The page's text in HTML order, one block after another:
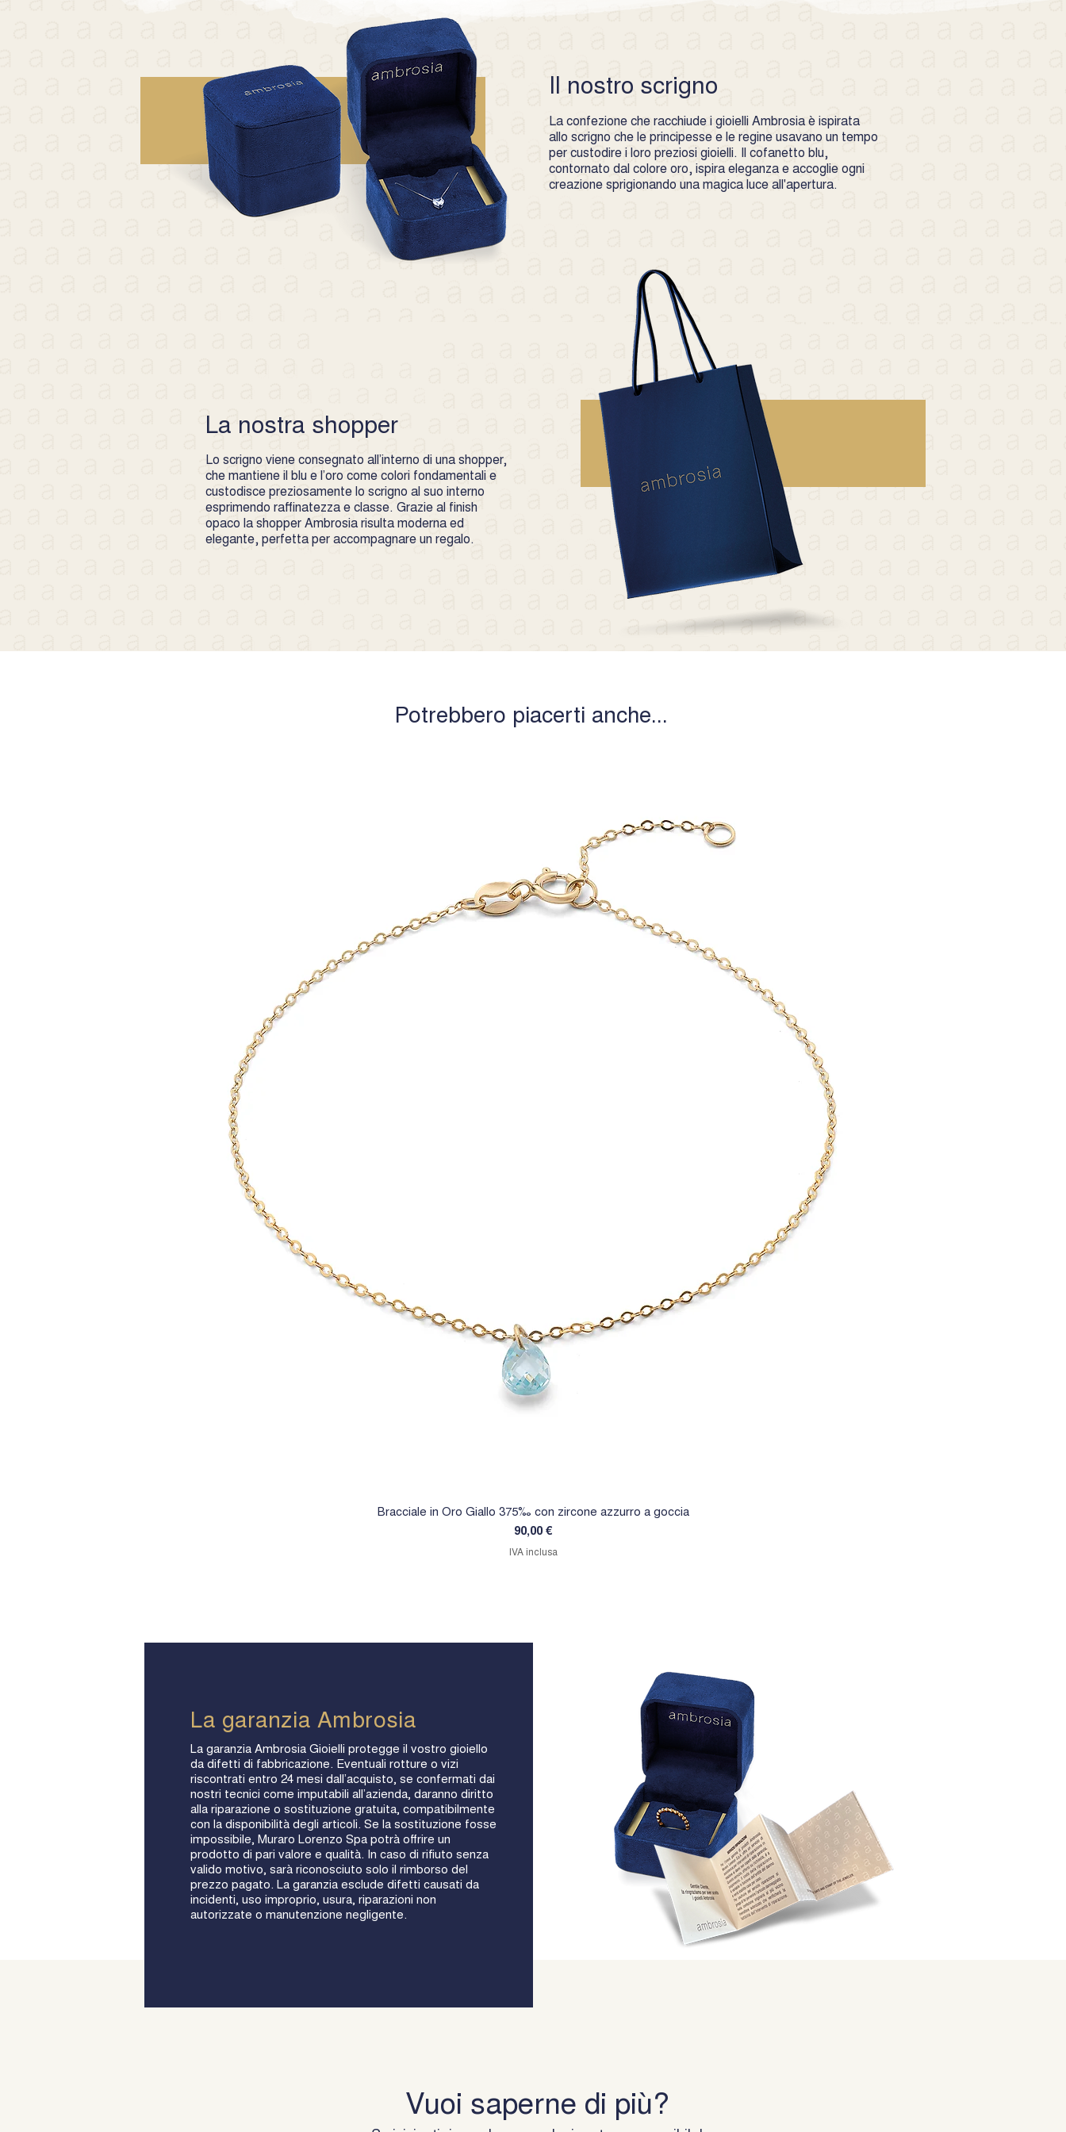
e qualità- suscettibili dello stesso impiego e qualora
dalla presente garanzia i difetti dovuti ad eventi
accidentali- utilizzo improprio- alterazioni dovute ad
laboratori ovvero ad una manutenzione negligente.
Il nostro scrigno
La confezione che racchiude i gioielli Ambrosia è ispirata
allo scrigno che le principesse e le regine usavano un tempo
per custodire i loro preziosi gioielli. Il cofanetto blu,
contornato dal colore oro, ispira eleganza e accoglie ogni
creazione sprigionando una magica luce all'apertura.
Lo scrigno viene consegnato all’interno di una shopper,
che mantiene il blu e l’oro come colori fondamentali e
custodisce preziosamente lo scrigno al suo interno
esprimendo raffinatezza e classe. Grazie al finish
opaco la shopper Ambrosia risulta moderna ed
elegante, perfetta per accompagnare un regalo.
La nostra shopper
Potrebbero piacerti anche...
Bracciale in Oro Giallo 375‰ con zircone azzurro a goccia
Prezzo
90,00 €
IVA inclusa
Vuoi saperne di più?
La garanzia Ambrosia
La garanzia Ambrosia Gioielli protegge il vostro gioiello
da difetti di fabbricazione. Eventuali rotture o vizi
riscontrati entro 24 mesi dall’acquisto, se confermati dai
nostri tecnici come imputabili all’azienda, daranno diritto
alla riparazione o sostituzione gratuita, compatibilmente
con la disponibilità degli articoli. Se la sostituzione fosse
impossibile, Muraro Lorenzo Spa potrà offrire un
prodotto di pari valore e qualità. In caso di rifiuto senza
valido motivo, sarà riconosciuto solo il rimborso del
prezzo pagato. La garanzia esclude difetti causati da
incidenti, uso improprio, usura, riparazioni non
autorizzate o manutenzione negligente.